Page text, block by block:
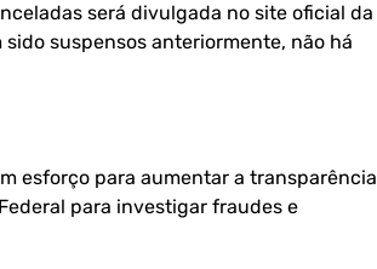
será divulgada no site oficial da
suspensos anteriormente, não há
esforço para aumentar a transparência
para investigar fraudes e